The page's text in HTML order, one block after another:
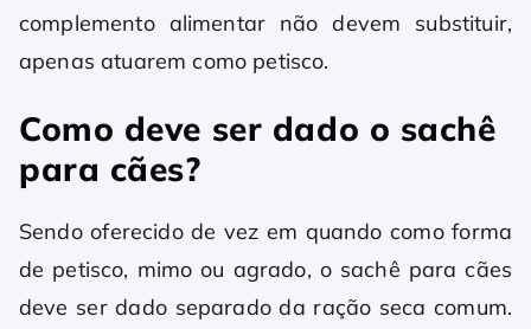
complemento alimentar não devem substituir,
apenas atuarem como petisco.
Como deve ser dado o sachê
para cães?
Sendo oferecido de vez em quando como forma
de petisco, mimo ou agrado, o sachê para cães
deve ser dado separado da ração seca comum.